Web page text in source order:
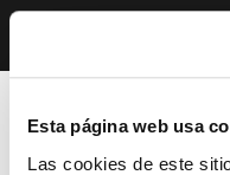
Esta página web usa
Las cookies de este